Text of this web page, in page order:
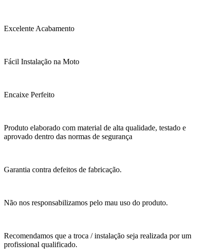
Excelente Acabamento
Fácil Instalação na Moto
Encaixe Perfeito
Produto elaborado com material de alta qualidade, testado e
aprovado dentro das normas de segurança
Garantia contra defeitos de fabricação.
Não nos responsabilizamos pelo mau uso do produto.
Recomendamos que a troca / instalação seja realizada por um
profissional qualificado.